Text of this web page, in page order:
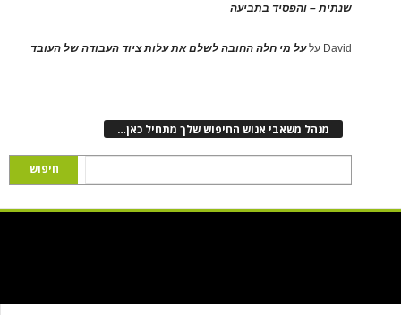
שנתית – והפסיד בתביעה
David עלעל מי חלה החובה לשלם את עלות ציוד העבודה של העובד
מנהל משאבי אנוש החיפוש שלך מתחיל כאן…